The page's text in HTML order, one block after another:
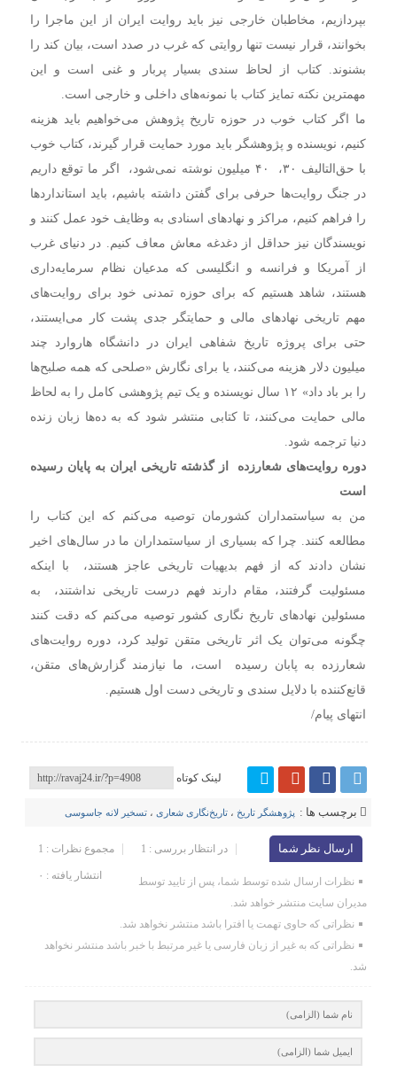
بپردازیم،‌ مخاطبان خارجی نیز باید روایت ایران از این ماجرا را
بخوانند،‌ قرار نیست تنها روایتی که غرب در صدد است، بیان کند را
بشنوند. کتاب از لحاظ سندی بسیار پربار و غنی است و این
مهمترین نکته تمایز کتاب با نمونه‌های داخلی و خارجی است.
ما اگر کتاب خوب در حوزه تاریخ پژوهش می‌خواهیم باید هزینه
کنیم‌، نویسنده و پژوهشگر باید مورد حمایت قرار گیرند‌، کتاب خوب
با حق‌التالیف ۳۰،‌ ۴۰ میلیون نوشته نمی‌شود،‌ اگر ما توقع داریم
در جنگ روایت‌ها حرفی برای گفتن داشته باشیم،‌ باید استانداردها
را فراهم کنیم،‌ مراکز و نهادهای اسنادی به وظایف خود عمل کنند و
نویسندگان نیز حداقل از دغدغه معاش معاف کنیم. در دنیای غرب
از آمریکا و فرانسه و انگلیسی که مدعیان نظام سرمایه‌داری
هستند‌، شاهد هستیم که برای حوزه تمدنی خود برای روایت‌های
مهم تاریخی نهادهای مالی و حمایتگر جدی پشت کار می‌ایستند‌،
حتی برای پروژه تاریخ شفاهی ایران در دانشگاه هاروارد چند
میلیون دلار هزینه می‌کنند،‌ یا برای نگارش «صلحی که همه صلبح‌ها
را بر باد داد» ۱۲ سال نویسنده و یک تیم پژوهشی کامل را به لحاظ
مالی حمایت می‌کنند،‌ تا کتابی منتشر شود که به ده‌ها زبان زنده
دنیا ترجمه شود.
دوره روایت‌های شعارزده از گذشته تاریخی ایران به پایان رسیده
است
من به سیاستمداران کشورمان توصیه می‌کنم که این کتاب را
مطالعه کنند. چرا که بسیاری از سیاستمداران ما در سال‌های اخیر
نشان دادند که از فهم بدیهیات تاریخی عاجز هستند،‌ با اینکه
مسئولیت گرفتند، مقام دارند فهم درست تاریخی نداشتند، به
مسئولین نهادهای تاریخ نگاری کشور توصیه می‌کنم که دقت کنند
چگونه می‌توان یک اثر تاریخی متقن تولید کرد‌، دوره روایت‌های
شعارزده به پابان رسیده است،‌ ما نیازمند گزارش‌های متقن،
قانع‌کننده با دلایل سندی و تاریخی دست اول هستیم.
انتهای پیام/
لینک کوتاه
برچسب ها : پژوهشگر تاریخ ،تاریخ‌نگاری شعاری ،تسخیر لانه جاسوسی
ارسال نظر شما مجموع نظرات : 1 در انتظار بررسی : 1
انتشار یافته : ۰
نظرات ارسال شده توسط شما، پس از تایید توسط
مدیران سایت منتشر خواهد شد.
نظراتی که حاوی تهمت یا افترا باشد منتشر نخواهد شد.
نظراتی که به غیر از زبان فارسی یا غیر مرتبط با خبر باشد منتشر نخواهد
شد.